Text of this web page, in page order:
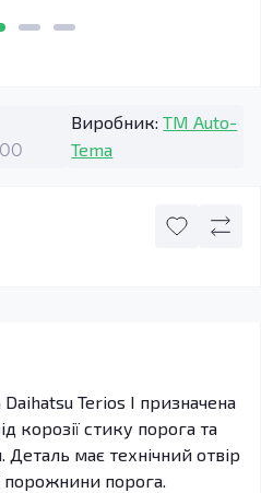
Виробник: TM Auto-
Tema
Terios I призначена
корозії стику порога та
Деталь має технічний отвір
порожнини порога.